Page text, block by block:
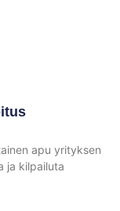
apu yrityksen
ja kilpailuta